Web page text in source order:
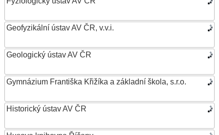
Geofyzikální ústav AV ČR, v.v.i.
Geologický ústav AV ČR
Gymnázium Františka Křižíka a základní škola, s.r.o.
Historický ústav AV ČR